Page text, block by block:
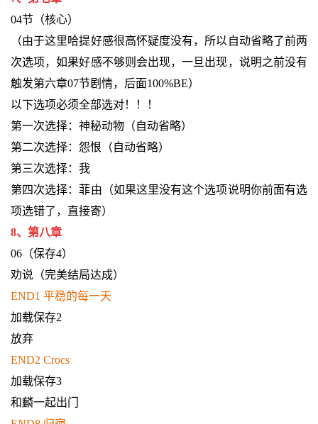
04节（核心）
（由于这里哈提好感很高怀疑度没有，所以自动省略了前两
次选项，如果好感不够则会出现，一旦出现，说明之前没有
触发第六章07节剧情，后面100%BE）
以下选项必须全部选对！！！
第一次选择：神秘动物（自动省略）
第二次选择：怨恨（自动省略）
第三次选择：我
第四次选择：菲由（如果这里没有这个选项说明你前面有选
项选错了，直接寄）
8、第八章
06（保存4）
劝说（完美结局达成）
END1 平稳的每一天
加载保存2
放弃
END2 Crocs
加载保存3
和麟一起出门